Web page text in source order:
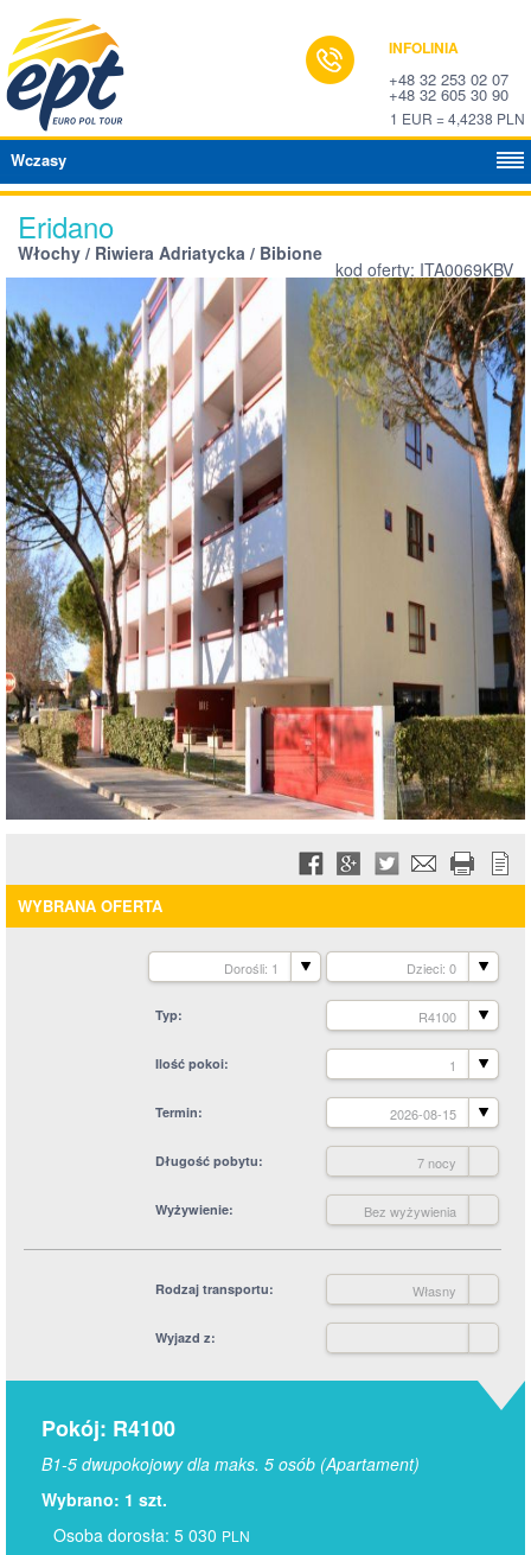
INFOLINIA
+48 32 253 02 07
+48 32 605 30 90
1 EUR = 4,4238 PLN
Wczasy
Eridano
Włochy / Riwiera Adriatycka / Bibione
kod oferty: ITA0069KBV
WYBRANA OFERTA
Dorośli: 1 Dzieci: 0
Typ R4100
Ilość pokoi 1
Termin 2026-08-15
Długość pobytu 7 nocy
Wyżywienie Bez wyżywienia
Rodzaj transportu Własny
Wyjazd z
Pokój: R4100
B1-5 dwupokojowy dla maks. 5 osób (Apartament)
Wybrano: 1 szt.
Osoba dorosła: 5 030 PLN